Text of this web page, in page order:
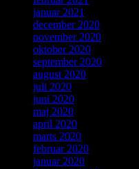
januar 2021
december 2020
november 2020
oktober 2020
september 2020
august 2020
juli 2020
juni 2020
maj 2020
april 2020
marts 2020
februar 2020
januar 2020